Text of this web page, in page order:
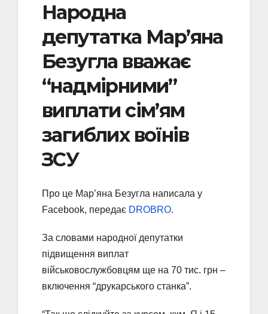
Народна
депутатка Мар’яна
Безугла вважає
“надмірними”
виплати сім’ям
загиблих воїнів
ЗСУ
Про це Мар’яна Безугла написала у
Facebook, передає DROBRO.
За словами народної депутатки
підвищення виплат
військовослужбовцям ще на 70 тис. грн –
включення “друкарського станка”.